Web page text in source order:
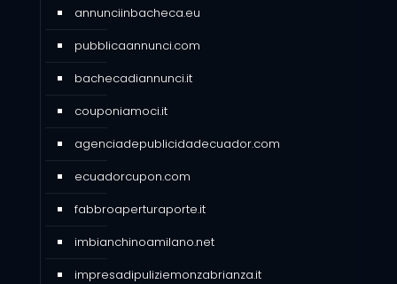
annunciinbacheca.eu
pubblicaannunci.com
bachecadiannunci.it
couponiamoci.it
agenciadepublicidadecuador.com
ecuadorcupon.com
fabbroaperturaporte.it
imbianchinoamilano.net
impresadipuliziemonzabrianza.it